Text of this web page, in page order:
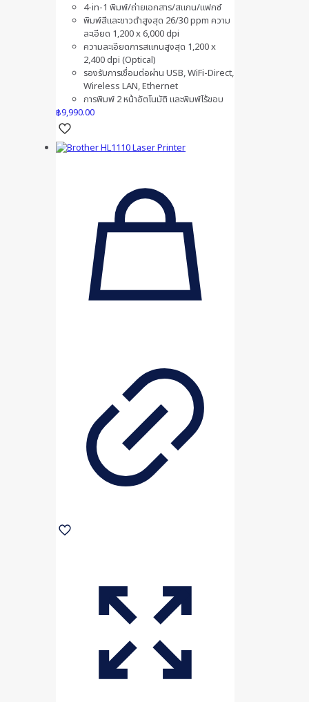
4-in-1 พิมพ์/ถ่ายเอกสาร/สแกน/แฟกซ์
พิมพ์สีและขาวดำสูงสุด 26/30 ppm ความ
ละเอียด 1,200 x 6,000 dpi
ความละเอียดการสแกนสูงสุด 1,200 x
2,400 dpi (Optical)
รองรับการเชื่อมต่อผ่าน USB, WiFi-Direct,
Wireless LAN, Ethernet
การพิมพ์ 2 หน้าอัตโนมัติ และพิมพ์ไร้ขอบ
฿9,990.00